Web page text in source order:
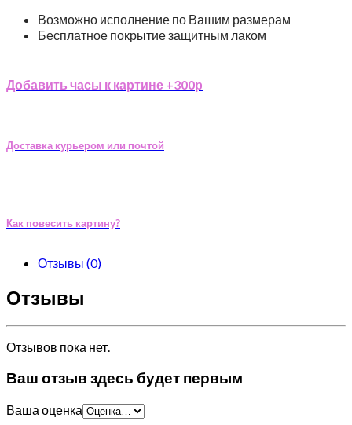
Возможно исполнение по Вашим размерам
Бесплатное покрытие защитным лаком
Добавить часы к картине +300р
Доставка курьером или почтой
Как повесить картину?
Отзывы (0)
Отзывы
Отзывов пока нет.
Ваш отзыв здесь будет первым
Ваша оценка